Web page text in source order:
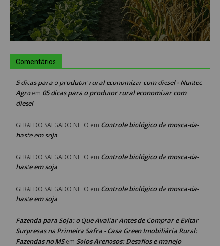
Comentários
5 dicas para o produtor rural economizar com diesel - Nuntec
Agroem 05 dicas para o produtor rural economizar com
diesel
GERALDO SALGADO NETO em Controle biológico da mosca-da-
haste em soja
GERALDO SALGADO NETO em Controle biológico da mosca-da-
haste em soja
GERALDO SALGADO NETO em Controle biológico da mosca-da-
haste em soja
Fazenda para Soja: o Que Avaliar Antes de Comprar e Evitar
Surpresas na Primeira Safra - Casa Green Imobiliária Rural:
Fazendas no MSem Solos Arenosos: Desafios e manejo